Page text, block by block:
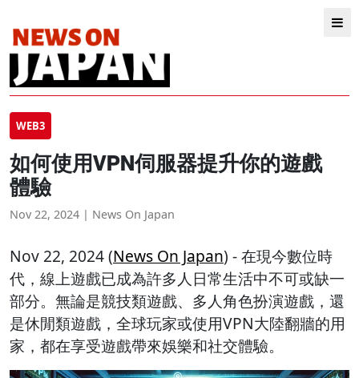
WEB3
如何使用VPN伺服器提升你的遊戲
體驗
Nov 22, 2024 | News On Japan
Nov 22, 2024 (News On Japan) - 在現今數位時
代，線上遊戲已成為許多人日常生活中不可或缺一
部分。無論是競技類遊戲、多人角色扮演遊戲，還
是休閒類遊戲，全球玩家或使用VPN大陸翻牆的用
家，都在享受遊戲帶來娛樂和社交體驗。